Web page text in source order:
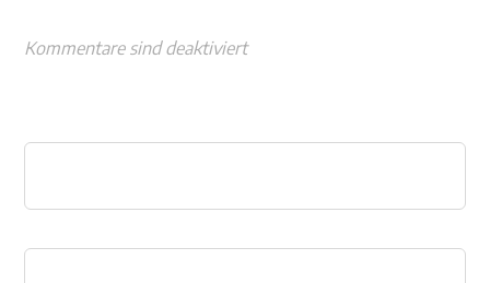
Kommentare sind deaktiviert